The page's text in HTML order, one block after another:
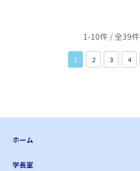
1-10件 / 全39件
1 2 3 4
ホーム
学長室